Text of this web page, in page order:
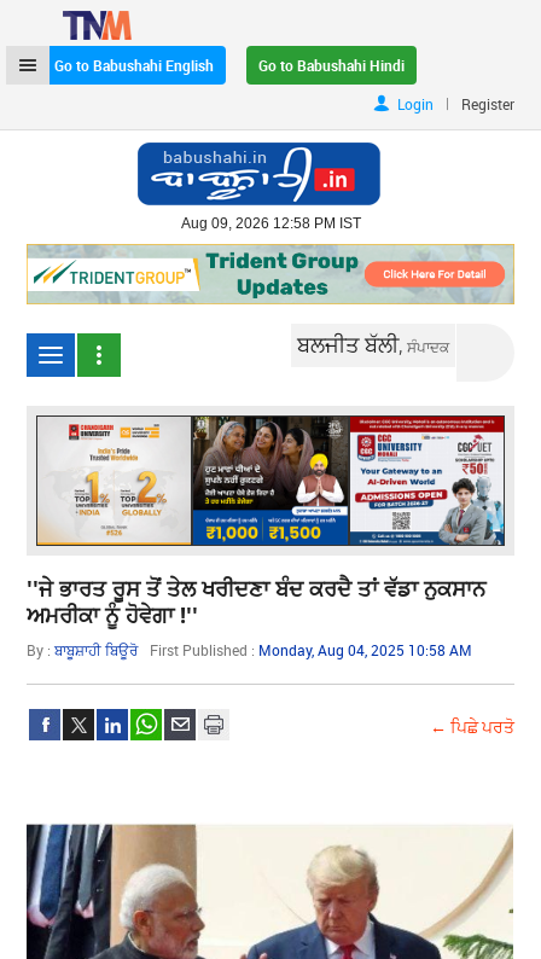
Go to Babushahi English
Go to Babushahi Hindi
Login
| Register
Aug 09, 2026 12:58 PM IST
ਬਲਜੀਤ ਬੱਲੀ,ਸੰਪਾਦਕ
''ਜੇ ਭਾਰਤ ਰੂਸ ਤੋਂ ਤੇਲ ਖਰੀਦਣਾ ਬੰਦ ਕਰਦੈ ਤਾਂ ਵੱਡਾ ਨੁਕਸਾਨ
ਅਮਰੀਕਾ ਨੂੰ ਹੋਵੇਗਾ !''
By :ਬਾਬੂਸ਼ਾਹੀ ਬਿਊਰੋ First Published : Monday, Aug 04, 2025 10:58 AM
← ਪਿਛੇ ਪਰਤੋ